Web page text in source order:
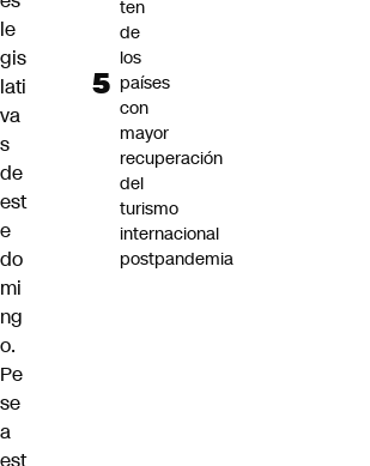
le
gis
lati
va
s
de
est
e
do
mi
ng
o.
Pe
se
a
est
ten
de
los
países
con
mayor
recuperación
del
turismo
internacional
postpandemia